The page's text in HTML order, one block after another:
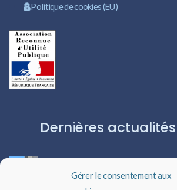
Gérer le consentement aux
Politique de cookies (EU)
Dernières actualités